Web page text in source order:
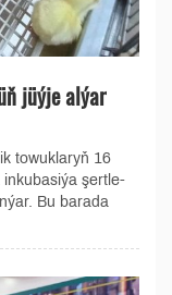
jüý­je alýar
to­wuk­la­ryň 16
in­ku­ba­si­ýa şert­le­
Bu barada